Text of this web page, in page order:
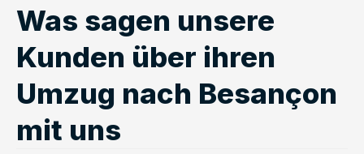
Was sagen unsere
Kunden über ihren
Umzug nach Besançon
mit uns